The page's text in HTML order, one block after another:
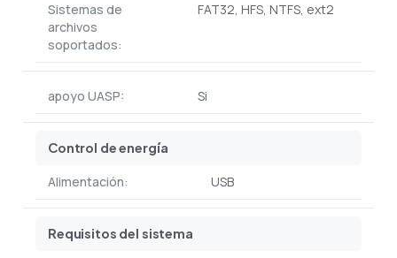
Sistemas de
archivos
soportados:
FAT32, HFS, NTFS, ext2
apoyo UASP: Si
Control de energía
Alimentación: USB
Requisitos del sistema